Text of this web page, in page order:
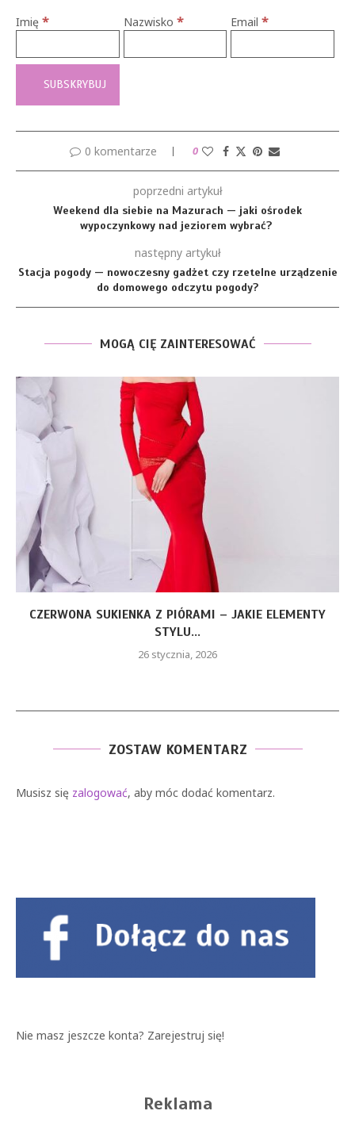
Imię * Nazwisko * Email*
0 komentarze 0
poprzedni artykuł
Weekend dla siebie na Mazurach — jaki ośrodek
wypoczynkowy nad jeziorem wybrać?
następny artykuł
Stacja pogody — nowoczesny gadżet czy rzetelne urządzenie
do domowego odczytu pogody?
MOGĄ CIĘ ZAINTERESOWAĆ
CZERWONA SUKIENKA Z PIÓRAMI – JAKIE ELEMENTY
STYLU...
26 stycznia, 2026
ZOSTAW KOMENTARZ
Musisz się zalogować, aby móc dodać komentarz.
Nie masz jeszcze konta? Zarejestruj się!
Reklama